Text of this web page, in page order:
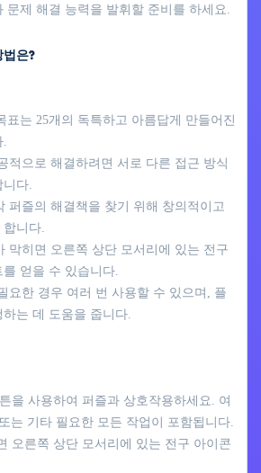
문제 해결 능력을 발휘할 준비를 하세요.
법은?
표는 25개의 독특하고 아름답게 만들어진
적으로 해결하려면 서로 다른 접근 방식
다.
퍼즐의 해결책을 찾기 위해 창의적이고
니다.
막히면 오른쪽 상단 모서리에 있는 전구
얻을 수 있습니다.
요한 경우 여러 번 사용할 수 있으며, 플
는 데 도움을 줍니다.
을 사용하여 퍼즐과 상호작용하세요. 여
는 기타 필요한 모든 작업이 포함됩니다.
오른쪽 상단 모서리에 있는 전구 아이콘